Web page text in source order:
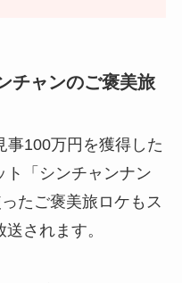
チャンのご褒美旅
事100万円を獲得した
ト「シンチャンナン
たご褒美旅ロケもス
されます。